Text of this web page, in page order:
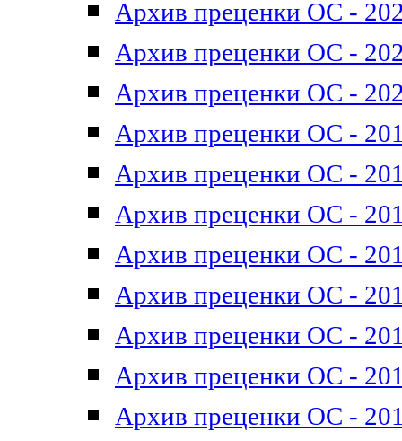
Архив преценки ОС -
Архив преценки ОС -
Архив преценки ОС -
Архив преценки ОС -
Архив преценки ОС -
Архив преценки ОС -
Архив преценки ОС -
Архив преценки ОС -
Архив преценки ОС -
Архив преценки ОС -
Архив преценки ОС -